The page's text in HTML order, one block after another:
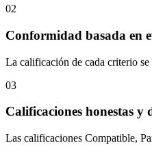
02
Conformidad basada en
La calificación de cada criterio
03
Calificaciones honestas y
Las calificaciones Compatible,